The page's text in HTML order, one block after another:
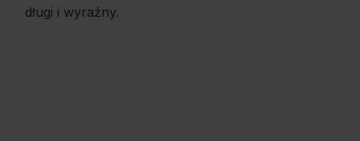
długi i wyraźny.